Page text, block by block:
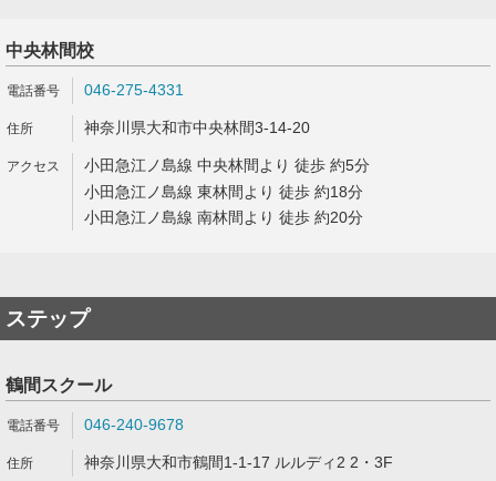
中央林間校
046-275-4331
神奈川県大和市中央林間3-14-20
小田急江ノ島線 中央林間より 徒歩 約5分
小田急江ノ島線 東林間より 徒歩 約18分
小田急江ノ島線 南林間より 徒歩 約20分
ステップ
鶴間スクール
046-240-9678
神奈川県大和市鶴間1-1-17 ルルディ2 2・3F